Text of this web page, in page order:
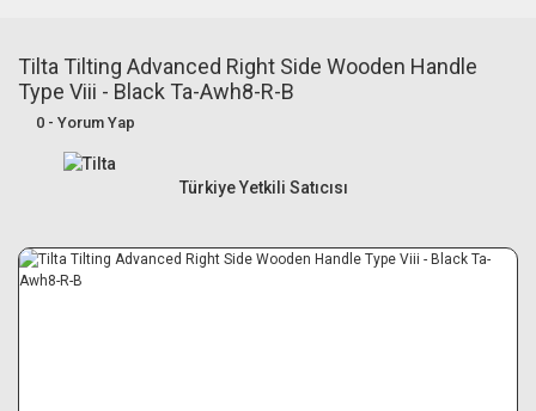
Canon R6 Mark IIIBundle Setler
Alışverişe
Tilta Tilting Advanced Right Side Wooden Handle
Type Viii - Black Ta-Awh8-R-B
0 - Yorum Yap
Türkiye Yetkili Satıcısı